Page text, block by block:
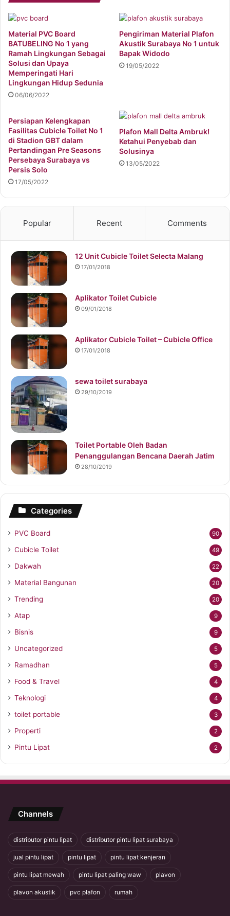
Material PVC Board
BATUBELING No 1 yang
Ramah Lingkungan Sebagai
Solusi dan Upaya
Memperingati Hari
Lingkungan Hidup Sedunia
06/06/2022
Pengiriman Material Plafon
Akustik Surabaya No 1 untuk
Bapak Widodo
19/05/2022
Persiapan Kelengkapan
Fasilitas Cubicle Toilet No 1
di Stadion GBT dalam
Pertandingan Pre Seasons
Persebaya Surabaya vs
Persis Solo
17/05/2022
Plafon Mall Delta Ambruk!
Ketahui Penyebab dan
Solusinya
13/05/2022
Popular Recent Comments
12 Unit Cubicle Toilet Selecta Malang
17/01/2018
Aplikator Toilet Cubicle
09/01/2018
Aplikator Cubicle Toilet – Cubicle Office
17/01/2018
sewa toilet surabaya
29/10/2019
Toilet Portable Oleh Badan
Penanggulangan Bencana Daerah Jatim
28/10/2019
Categories
PVC Board 90
Cubicle Toilet 49
Dakwah 22
Material Bangunan 20
Trending 20
Atap 9
Bisnis 9
Uncategorized 5
Ramadhan 5
Food & Travel 4
Teknologi 4
toilet portable 3
Properti 2
Pintu Lipat 2
Channels
distributor pintu lipat distributor pintu lipat surabaya
jual pintu lipat pintu lipat pintu lipat kenjeran
pintu lipat mewah pintu lipat paling waw plavon
plavon akustik pvc plafon rumah